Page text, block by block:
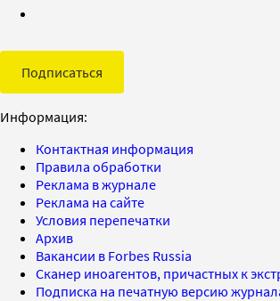
Подписаться
Информация:
Контактная информация
Правила обработки
Реклама в журнале
Реклама на сайте
Условия перепечатки
Архив
Вакансии в Forbes Russia
Сканер иноагентов, причастных к
Подписка на печатную версию